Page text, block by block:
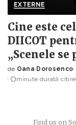
EXTERNE
Cine este
DIICOT
„Scenele se
Posted
by
de Oana Dorosenco
minute durată citire
Find us on